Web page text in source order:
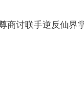
讨联手逆反仙界